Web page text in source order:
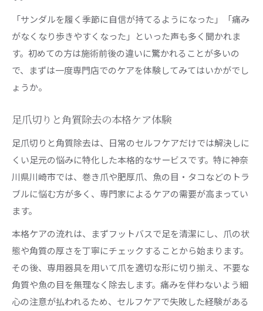
「サンダルを履く季節に自信が持てるようになった」「痛み
がなくなり歩きやすくなった」といった声も多く聞かれま
す。初めての方は施術前後の違いに驚かれることが多いの
で、まずは一度専門店でのケアを体験してみてはいかがでし
ょうか。
足爪切りと角質除去の本格ケア体験
足爪切りと角質除去は、日常のセルフケアだけでは解決しに
くい足元の悩みに特化した本格的なサービスです。特に神奈
川県川崎市では、巻き爪や肥厚爪、魚の目・タコなどのトラ
ブルに悩む方が多く、専門家によるケアの需要が高まってい
ます。
本格ケアの流れは、まずフットバスで足を清潔にし、爪の状
態や角質の厚さを丁寧にチェックすることから始まります。
その後、専用器具を用いて爪を適切な形に切り揃え、不要な
角質や魚の目を無理なく除去します。痛みを伴わないよう細
心の注意が払われるため、セルフケアで失敗した経験がある